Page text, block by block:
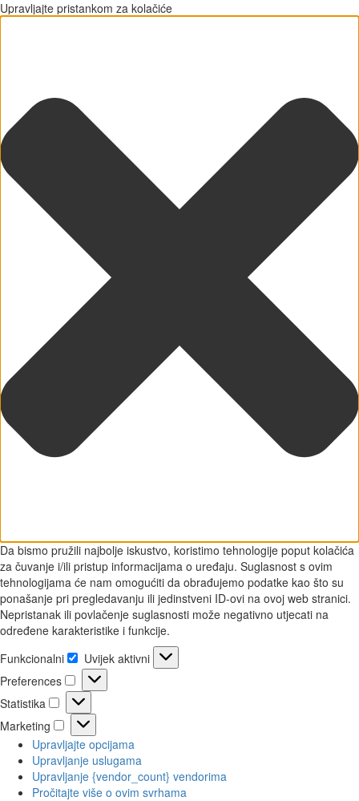
Upravljajte pristankom za kolačiće
Da bismo pružili najbolje iskustvo, koristimo tehnologije poput kolačića
za čuvanje i/ili pristup informacijama o uređaju. Suglasnost s ovim
tehnologijama će nam omogućiti da obrađujemo podatke kao što su
ponašanje pri pregledavanju ili jedinstveni ID-ovi na ovoj web stranici.
Nepristanak ili povlačenje suglasnosti može negativno utjecati na
određene karakteristike i funkcije.
Funkcionalni
Funkcionalni
Uvijek aktivni
Preferences
Preferences
Statistika
Statistika
Marketing
Marketing
Upravljajte opcijama
Upravljanje uslugama
Upravljanje {vendor_count} vendorima
Pročitajte više o ovim svrhama